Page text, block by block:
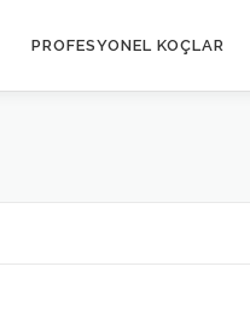
PROFESYONEL KOÇLAR